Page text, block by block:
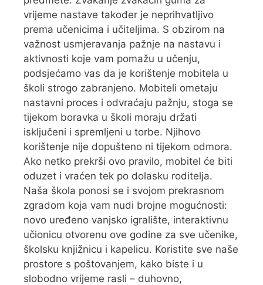
vrijeme nastave također je neprihvatljivo
prema učenicima i učiteljima. S obzirom na
važnost usmjeravanja pažnje na nastavu i
aktivnosti koje vam pomažu u učenju,
podsjećamo vas da je korištenje mobitela u
školi strogo zabranjeno. Mobiteli ometaju
nastavni proces i odvraćaju pažnju, stoga se
tijekom boravka u školi moraju držati
isključeni i spremljeni u torbe. Njihovo
korištenje nije dopušteno ni tijekom odmora.
Ako netko prekrši ovo pravilo, mobitel će biti
oduzet i vraćen tek po dolasku roditelja.
Naša škola ponosi se i svojom prekrasnom
zgradom koja vam nudi brojne mogućnosti:
novo uređeno vanjsko igralište, interaktivnu
učionicu otvorenu ove godine za sve učenike,
školsku knjižnicu i kapelicu. Koristite sve naše
prostore s poštovanjem, kako biste i u
slobodno vrijeme rasli – duhovno,